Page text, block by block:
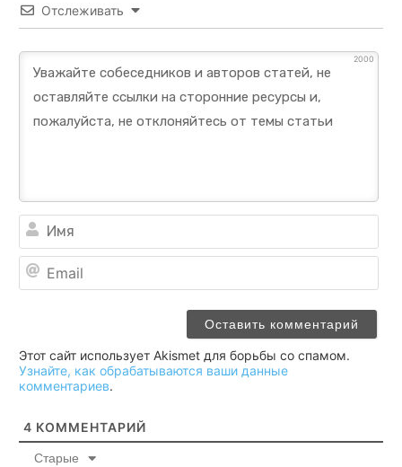
Отслеживать
2000
Этот сайт использует Akismet для борьбы со спамом.
Узнайте, как обрабатываются ваши данные
комментариев.
4 КОММЕНТАРИЙ
Старые